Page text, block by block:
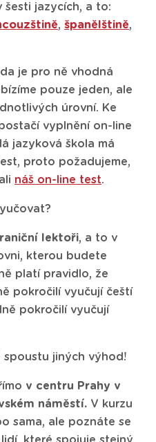
šesti jazycích, a to:
, španělštině,
je pro ně vhodná
pouze jeden, ale
úrovní. Ke
vyplnění on-line
jazyková škola má
proto požadujeme,
náš on-line test.
lektoři, a to v
kterou budete
platí pravidlo, že
pokročilí vyučují čeští
pokročilí vyučují
spoustu jiných výhod!
v centru Prahy v
náměstí. V kurzu
sama, ale poznáte se